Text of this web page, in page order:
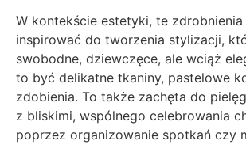
W kontekście estetyki, te zdrobnienia
inspirować do tworzenia stylizacji,
swobodne, dziewczęce, ale wciąż
to być delikatne tkaniny, pastelowe
zdobienia. To także zachęta do
z bliskimi, wspólnego celebrowania
poprzez organizowanie spotkań czy